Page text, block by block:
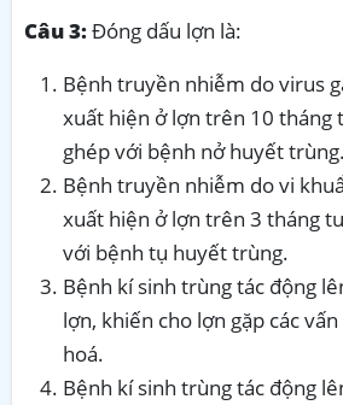
Câu 3:Đóng dấu lợn là:
Bệnh truyền nhiễm do virus
xuất hiện ở lợn trên 10 tháng
ghép với bệnh nở huyết trùng.
Bệnh truyền nhiễm do vi
xuất hiện ở lợn trên 3 tháng
với bệnh tụ huyết trùng.
Bệnh kí sinh trùng tác động
lợn, khiến cho lợn gặp các
hoá.
Bệnh kí sinh trùng tác động